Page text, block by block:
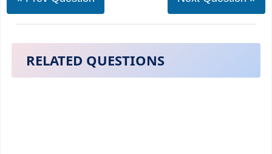
RELATED QUESTIONS